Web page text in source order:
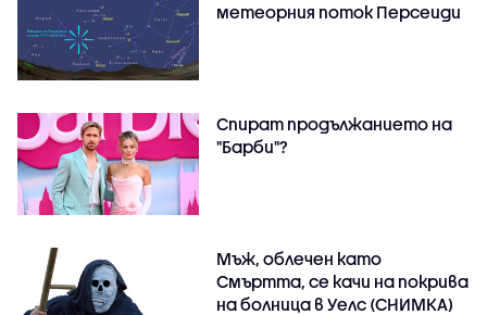
метеорния поток Персеиди
Спират продължанието на
"Барби"?
Мъж, облечен като
Смъртта, се качи на покрива
на болница в Уелс (СНИМКА)